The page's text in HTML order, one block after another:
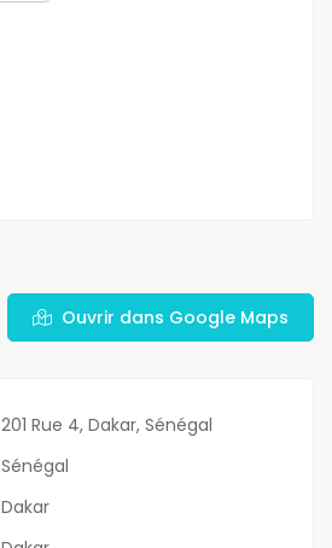
Ouvrir dans Google Maps
201 Rue 4, Dakar, Sénégal
Sénégal
Dakar